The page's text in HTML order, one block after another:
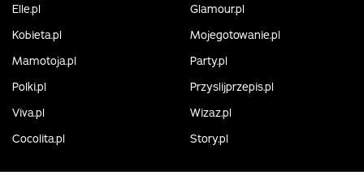
Elle.pl
Glamour.pl
Kobieta.pl
Mojegotowanie.pl
Mamotoja.pl
Party.pl
Polki.pl
Przyslijprzepis.pl
Viva.pl
Wizaz.pl
Cocolita.pl
Story.pl